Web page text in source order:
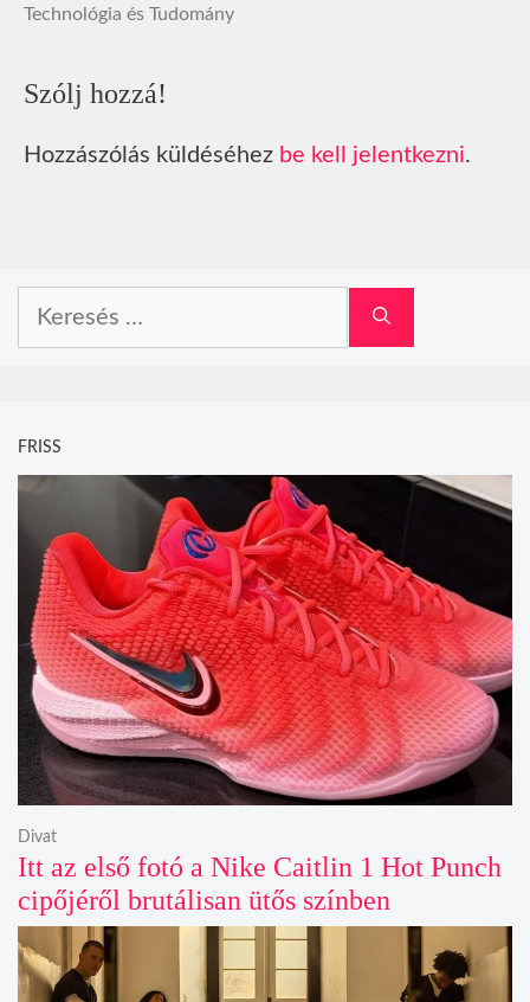
Technológia és Tudomány
Szólj hozzá!
Hozzászólás küldéséhez be kell jelentkezni.
FRISS
Itt az első fotó a Nike Caitlin 1 Hot Punch
cipőjéről brutálisan ütős színben
Divat